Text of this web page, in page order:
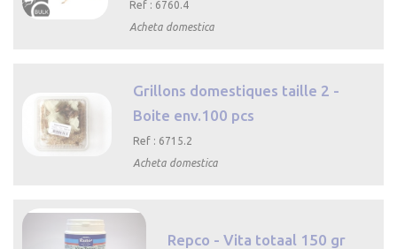
Ref : 6760.4
Acheta domestica
Grillons domestiques taille 2 -
Boite env.100 pcs
Ref : 6715.2
Acheta domestica
Repco - Vita totaal 150 gr